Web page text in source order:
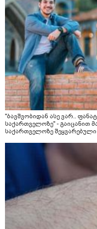
"ბავშვობიდან ასე ვარ..
საქართველოზე" - გაიცანით
საქართველოზე შეყვარებული